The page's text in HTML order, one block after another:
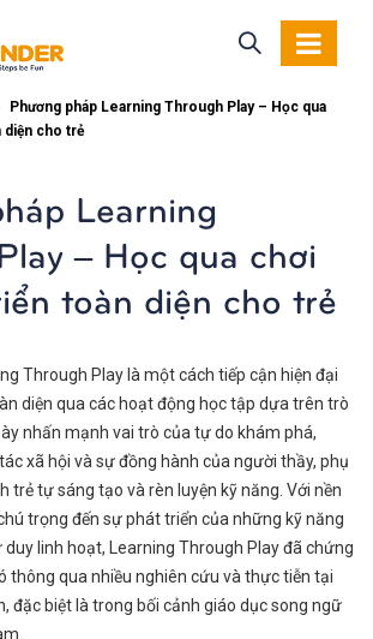
Phương pháp Learning Through Play – Học qua
diện cho trẻ
Learning
– Học qua chơi
toàn diện cho trẻ
Through Play là một cách tiếp cận hiện đại
diện qua các hoạt động học tập dựa trên trò
nhấn mạnh vai trò của tự do khám phá,
xã hội và sự đồng hành của người thầy, phụ
trẻ tự sáng tạo và rèn luyện kỹ năng. Với nền
trọng đến sự phát triển của những kỹ năng
linh hoạt, Learning Through Play đã chứng
thông qua nhiều nghiên cứu và thực tiễn tại
đặc biệt là trong bối cảnh giáo dục song ngữ